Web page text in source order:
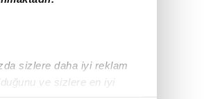
sizlere daha iyi reklam
ve sizlere en iyi